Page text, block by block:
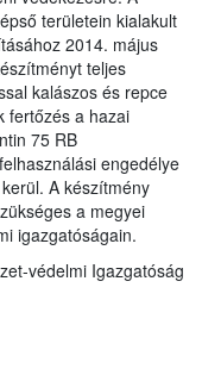
területein kialakult
2014. május
teljes
kalászos és repce
fertőzés a hazai
75 RB
engedélye
A készítmény
a megyei
igazgatóságain.
védelmi Igazgatóság